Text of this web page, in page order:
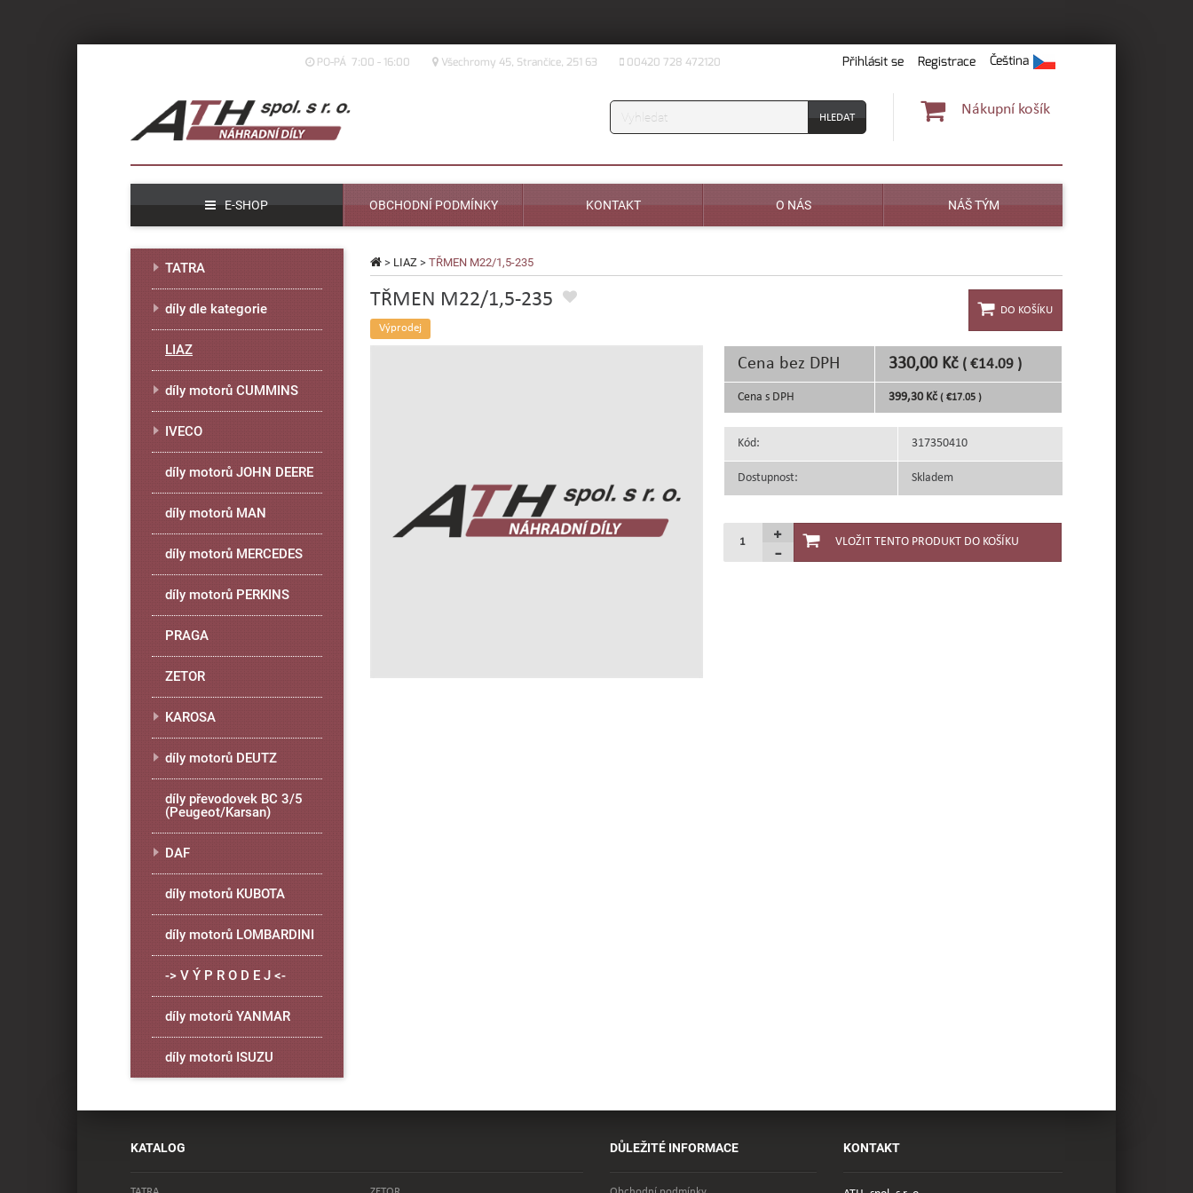
PO-PÁ 7:00 - 16:00 Všechromy 45, Strančice, 251 63 00420 728 472120 Přihlásit se Registrace Čeština
Vyhledávání
Nákupní košík
E-SHOP OBCHODNÍ PODMÍNKY KONTAKT O NÁS NÁŠ TÝM
> LIAZ > TŘMEN M22/1,5-235
TŘMEN M22/1,5-235
Výprodej
Cena bez DPH 330,00 Kč ( €14.09 )
Cena s DPH 399,30 Kč ( €17.05 )
Kód: 317350410
Dostupnost: Skladem
TATRA
díly dle kategorie
LIAZ
díly motorů CUMMINS
IVECO
díly motorů JOHN DEERE
díly motorů MAN
díly motorů MERCEDES
díly motorů PERKINS
PRAGA
ZETOR
KAROSA
díly motorů DEUTZ
díly převodovek BC 3/5
(Peugeot/Karsan)
DAF
díly motorů KUBOTA
díly motorů LOMBARDINI
-> V Ý P R O D E J <-
díly motorů YANMAR
díly motorů ISUZU
KATALOG DŮLEŽITÉ INFORMACE KONTAKT